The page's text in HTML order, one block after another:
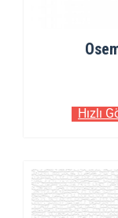
Hızlı